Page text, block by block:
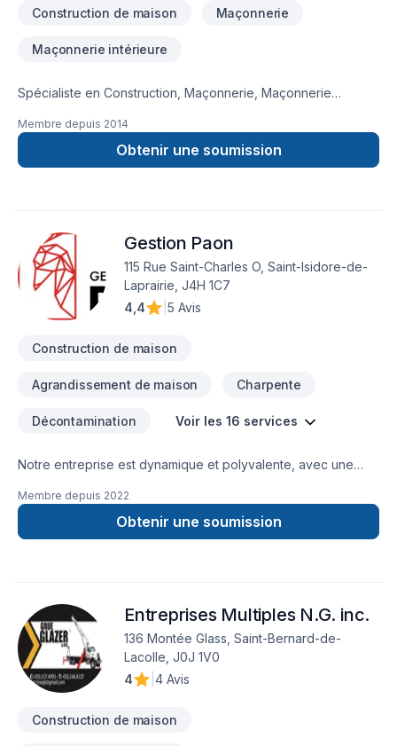
Construction de maison Maçonnerie
Maçonnerie intérieure
Spécialiste en Construction, Maçonnerie, Maçonnerie
expert.com/ pour découvrir ses réalisations. Nous proposons
des solutions adaptées à vos besoins dans les régions de
Eastern
étape de votre projet.
Membre depuis 2014
Obtenir une soumission
Gestion Paon
115 Rue Saint-Charles O, Saint-Isidore-de-
Laprairie, J4H 1C7
4,4
5 Avis
Construction de maison
Agrandissement de maison Charpente
Décontamination Voir les 16 services
Notre entreprise est dynamique et polyvalente, avec une
construction.Grâce à nos formations spécialisées en
menuiserie, en ingénierie et en gestion de projet, nous
possédons une compréhension approfondie de l’ensemble
d’entrepreneurs généraux.
Membre depuis 2022
Obtenir une soumission
Entreprises Multiples N.G. inc.
136 Montée Glass, Saint-Bernard-de-
Lacolle, J0J 1V0
4
4 Avis
Construction de maison